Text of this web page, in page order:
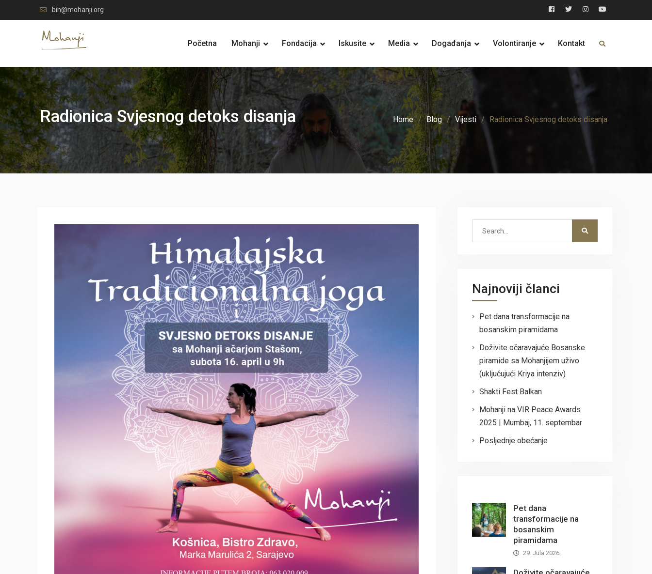
to
bih@mohanji.org
Facebook
TwitterInstagram
YouTube
Početna Mohanji Fondacija Iskusite Media Događanja Volontiranje Kontakt
Radionica Svjesnog detoks disanja Home Blog Vijesti Radionica Svjesnog detoks disanja
Najnoviji članci
Pet dana transformacije na
bosanskim piramidama
Doživite očaravajuće Bosanske
piramide sa Mohanjijem uživo
(uključujući Kriya intenziv)
Shakti Fest Balkan
Mohanji na VIR Peace Awards
2025 | Mumbaj, 11. septembar
Posljednje obećanje
Pet dana
transformacije na
bosanskim
piramidama
29. Jula 2026.